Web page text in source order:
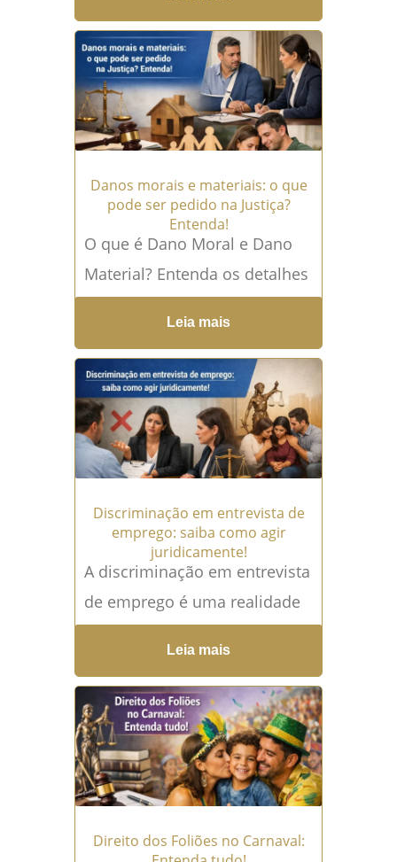
silêncio, frequentemente sem
sequer perceber que tiveram
seus direitos violados.
Violência obstétrica...Leia
mais →
Danos morais e materiais: o que
pode ser pedido na Justiça?
Entenda!
O que é Dano Moral e Dano
Material? Entenda os detalhes
O termo dano moral e
material representa duas das
principais formas...Leia mais
→
Leia mais
Discriminação em entrevista de
emprego: saiba como agir
juridicamente!
A discriminação em entrevista
de emprego é uma realidade
oculta, porém frequente.
Muitos candidatos são
rejeitados não por sua
capacidade técnica, mas por...
Leia mais →
Leia mais
Direito dos Foliões no Carnaval: